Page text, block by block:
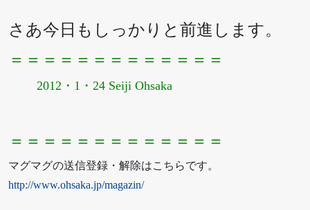
さあ今日もしっかりと前進します。
＝＝＝＝＝＝＝＝＝＝＝＝＝
2012・1・24 Seiji Ohsaka
＝＝＝＝＝＝＝＝＝＝＝＝＝
マグマグの送信登録・解除はこちらです。
http://www.ohsaka.jp/magazin/